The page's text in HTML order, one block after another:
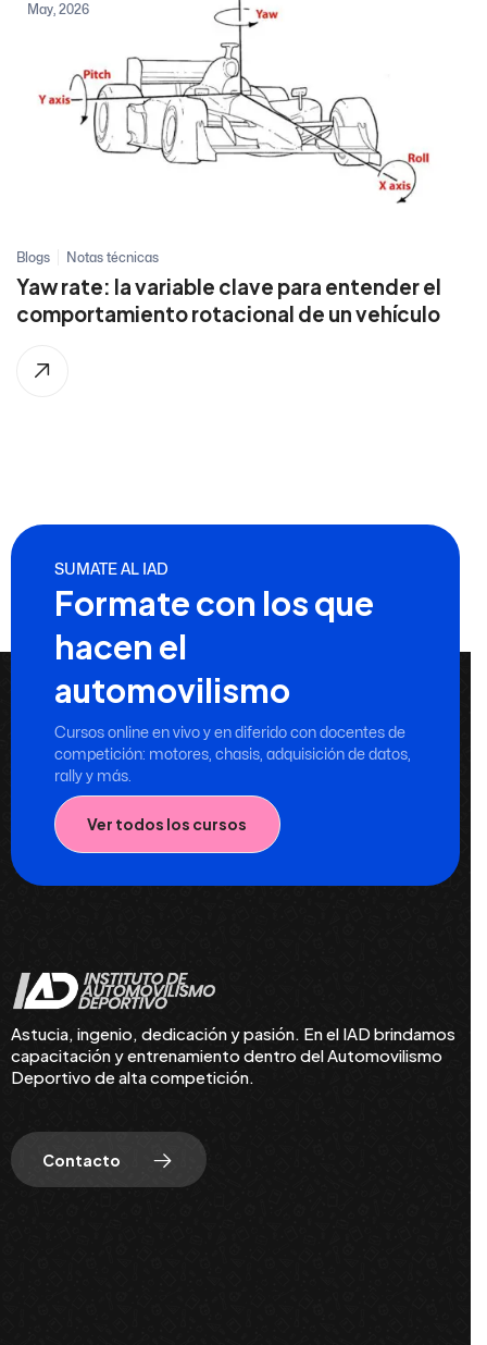
May, 2026
Blogs Notas técnicas
Yaw rate: la variable clave para entender el
comportamiento rotacional de un vehículo
SUMATE AL IAD
Formate con los que
hacen el
automovilismo
Cursos online en vivo y en diferido con docentes de
competición: motores, chasis, adquisición de datos,
rally y más.
Ver todos los cursos
Astucia, ingenio, dedicación y pasión. En el IAD brindamos
capacitación y entrenamiento dentro del Automovilismo
Deportivo de alta competición.
Contacto